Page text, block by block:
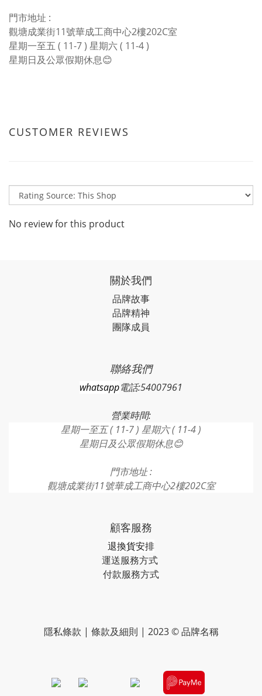
門市地址 :
觀塘成業街11號華成工商中心2樓202C室
星期一至五 ( 11-7 ) 星期六 ( 11-4 )
星期日及公眾假期休息😊
CUSTOMER REVIEWS
No review for this product
關於我們
品牌故事
品牌精神
團隊成員
聯絡我們
whatsapp電話:54007961
營業時間:
星期一至五 ( 11-7 ) 星期六 ( 11-4 )
星期日及公眾假期休息😊
門市地址 :
觀塘成業街11號華成工商中心2樓202C室
顧客服務
退換貨安排
運送服務方式
付款服務方式​​​
隱私條款 | 條款及細則 | 2023 © 品牌名稱